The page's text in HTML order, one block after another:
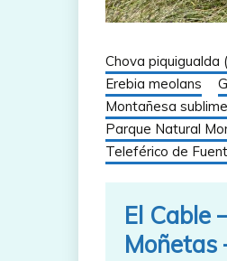
Chova piquigualda
Erebia meolans
Montañesa
Parque Natural
Teleférico de
El Cable
Moñetas